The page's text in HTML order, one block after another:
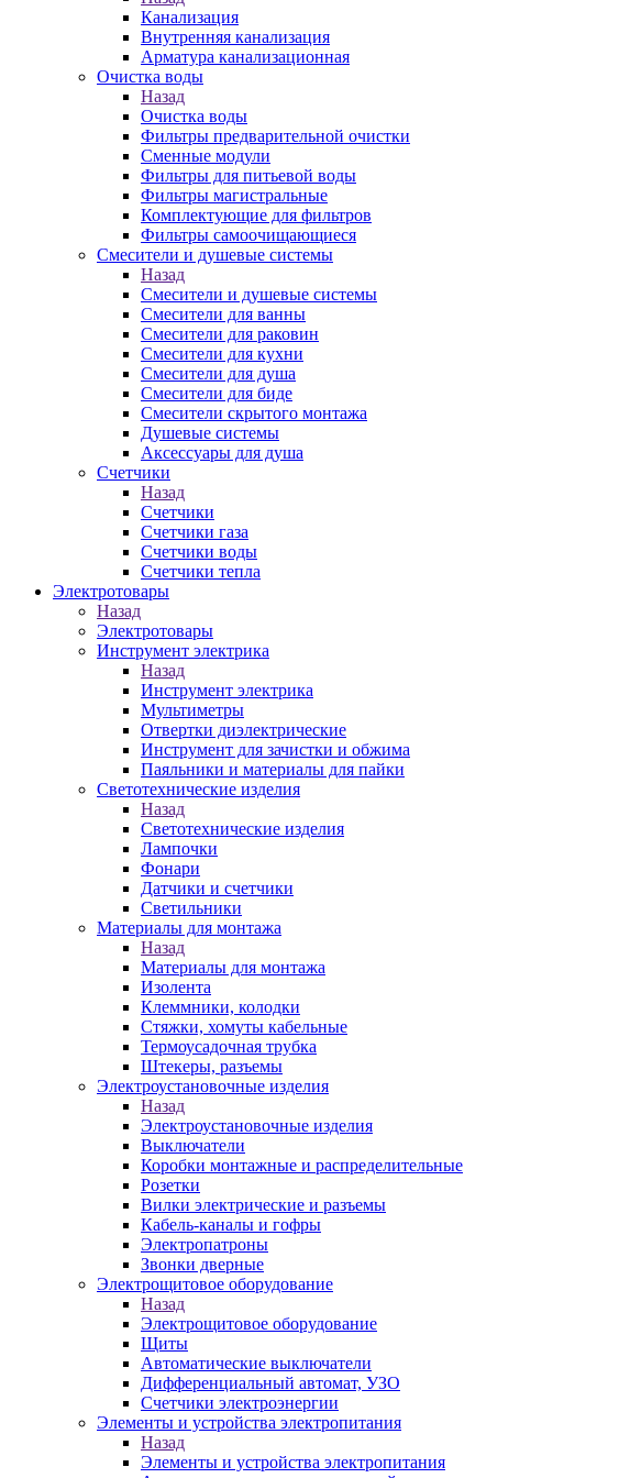
Канализация
Внутренняя канализация
Арматура канализационная
Очистка воды
Назад
Очистка воды
Фильтры предварительной очистки
Сменные модули
Фильтры для питьевой воды
Фильтры магистральные
Комплектующие для фильтров
Фильтры самоочищающиеся
Смесители и душевые системы
Назад
Смесители и душевые системы
Смесители для ванны
Смесители для раковин
Смесители для кухни
Смесители для душа
Смесители для биде
Смесители скрытого монтажа
Душевые системы
Аксессуары для душа
Счетчики
Назад
Счетчики
Счетчики газа
Счетчики воды
Счетчики тепла
Электротовары
Назад
Электротовары
Инструмент электрика
Назад
Инструмент электрика
Мультиметры
Отвертки диэлектрические
Инструмент для зачистки и обжима
Паяльники и материалы для пайки
Светотехнические изделия
Назад
Светотехнические изделия
Лампочки
Фонари
Датчики и счетчики
Светильники
Материалы для монтажа
Назад
Материалы для монтажа
Изолента
Клеммники, колодки
Стяжки, хомуты кабельные
Термоусадочная трубка
Штекеры, разъемы
Электроустановочные изделия
Назад
Электроустановочные изделия
Выключатели
Коробки монтажные и распределительные
Розетки
Вилки электрические и разъемы
Кабель-каналы и гофры
Электропатроны
Звонки дверные
Электрощитовое оборудование
Назад
Электрощитовое оборудование
Щиты
Автоматические выключатели
Дифференциальный автомат, УЗО
Счетчики электроэнергии
Элементы и устройства электропитания
Назад
Элементы и устройства электропитания